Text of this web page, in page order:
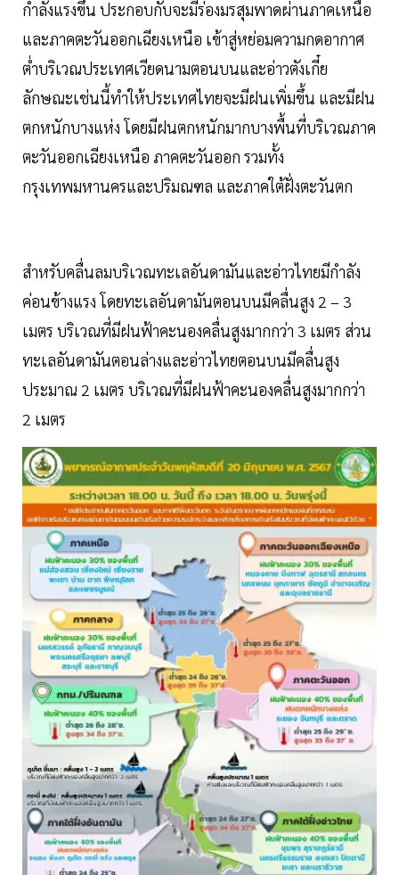
กำลังแรงขึ้น ประกอบกับจะมีร่องมรสุมพาดผ่านภาคเหนือ
และภาคตะวันออกเฉียงเหนือ เข้าสู่หย่อมความกดอากาศ
ต่ำบริเวณประเทศเวียดนามตอนบนและอ่าวตังเกี๋ย
ลักษณะเช่นนี้ทำให้ประเทศไทยจะมีฝนเพิ่มขึ้น และมีฝน
ตกหนักบางแห่ง โดยมีฝนตกหนักมากบางพื้นที่บริเวณภาค
ตะวันออกเฉียงเหนือ ภาคตะวันออก รวมทั้ง
กรุงเทพมหานครและปริมณฑล และภาคใต้ฝั่งตะวันตก
สำหรับคลื่นลมบริเวณทะเลอันดามันและอ่าวไทยมีกำลัง
ค่อนข้างแรง โดยทะเลอันดามันตอนบนมีคลื่นสูง 2 – 3
เมตร บริเวณที่มีฝนฟ้าคะนองคลื่นสูงมากกว่า 3 เมตร ส่วน
ทะเลอันดามันตอนล่างและอ่าวไทยตอนบนมีคลื่นสูง
ประมาณ 2 เมตร บริเวณที่มีฝนฟ้าคะนองคลื่นสูงมากกว่า
2 เมตร